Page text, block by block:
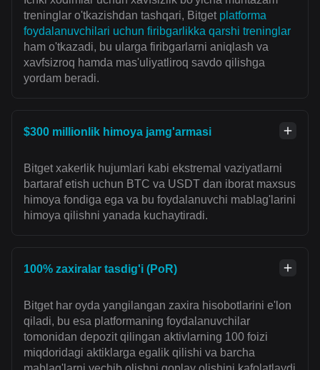
treninglar o'tkazishdan tashqari, Bitget platforma
foydalanuvchilari uchun firibgarlikka qarshi treninglar
ham o'tkazadi, bu ularga firibgarlarni aniqlash va
xavfsizroq hamda mas'uliyatliroq savdo qilishga
yordam beradi.
$300 millionlik himoya jamg'armasi
Bitget xakerlik hujumlari kabi ekstremal vaziyatlarni
bartaraf etish uchun BTC va USDT dan iborat maxsus
himoya fondiga ega va bu foydalanuvchi mablag'larini
himoya qilishni yanada kuchaytiradi.
100% zaxiralar tasdig'i (PoR)
Bitget har oyda yangilangan zaxira hisobotlarini e'lon
qiladi, bu esa platformaning foydalanuvchilar
tomonidan depozit qilingan aktivlarning 100 foizi
miqdoridagi aktiklarga egalik qilishi va barcha